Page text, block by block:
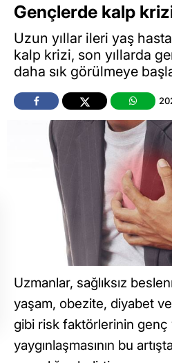
Gençlerde kalp
Uzun yıllar ileri yaş
kalp krizi, son yıllarda
daha sık görülmeye
Uzmanlar, sağlıksız
yaşam, obezite, diyabet
gibi risk faktörlerinin genç
yaygınlaşmasının bu